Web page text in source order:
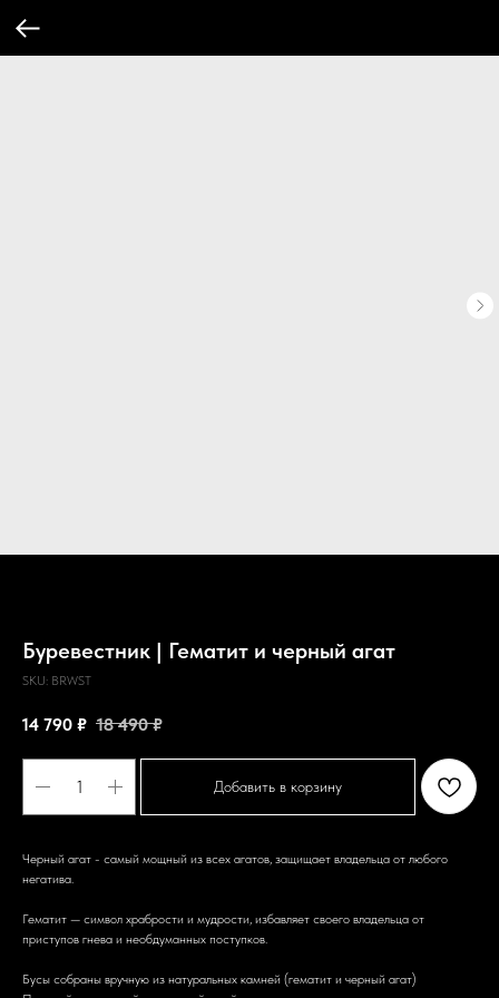
Буревестник | Гематит и черный агат
SKU: BRWST
14 790 ₽ 18 490 ₽
Добавить в корзину
Черный агат - самый мощный из всех агатов, защищает владельца от любого
негатива.
Гематит — символ храбрости и мудрости, избавляет своего владельца от
приступов гнева и необдуманных поступков.
Бусы собраны вручную из натуральных камней (гематит и черный агат)